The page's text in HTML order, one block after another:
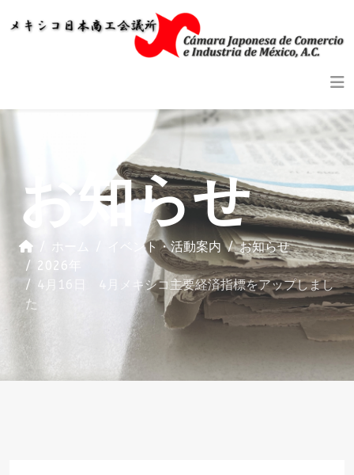
お知らせ
ホーム イベント・活動案内
お知らせ
2026年
4月16日 4月メキシコ主要経済指標をアップしまし
た